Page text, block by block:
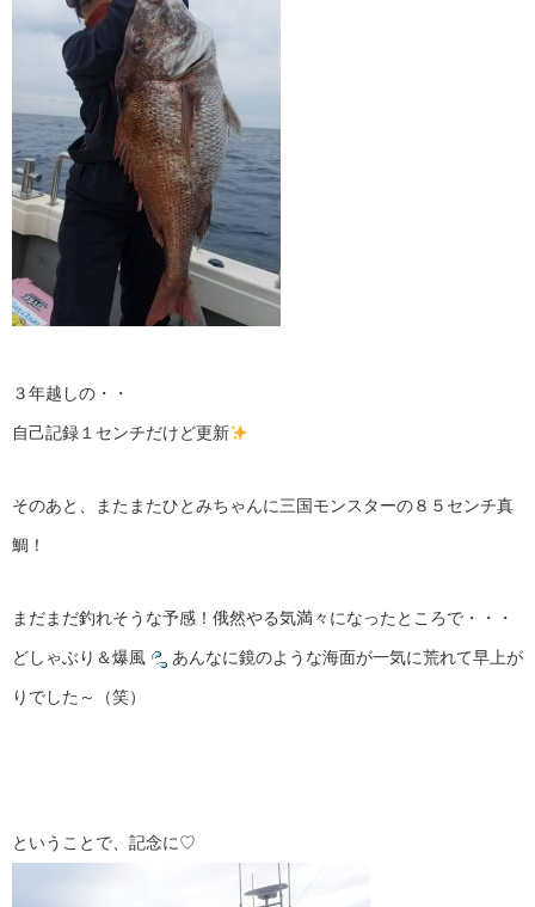
３年越しの・・
自己記録１センチだけど更新
そのあと、またまたひとみちゃんに三国モンスターの８５センチ真
鯛！
まだまだ釣れそうな予感！俄然やる気満々になったところで・・・
どしゃぶり＆爆風 あんなに鏡のような海面が一気に荒れて早上が
りでした～（笑）
ということで、記念に♡